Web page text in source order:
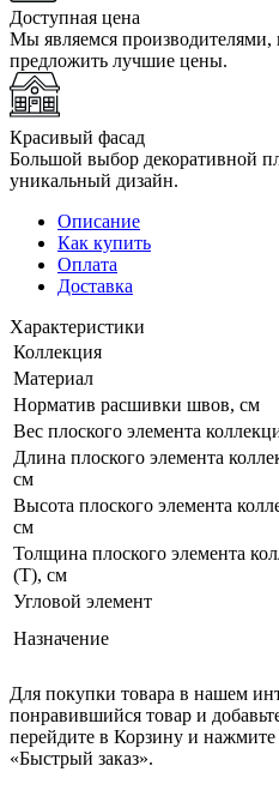
Доступная цена
Мы являемся
предложить лучшие цены.
Красивый фасад
Большой выбор декоративной
уникальный дизайн.
Описание
Как купить
Оплата
Доставка
Характеристики
Коллекция
Материал
Норматив расшивки швов, см
Вес плоского элемента
Длина плоского элемента
см
Высота плоского элемента
см
Толщина плоского элемента
(T), см
Угловой элемент
Назначение
Для покупки товара в нашем
понравившийся товар и
перейдите в Корзину и
«Быстрый заказ».